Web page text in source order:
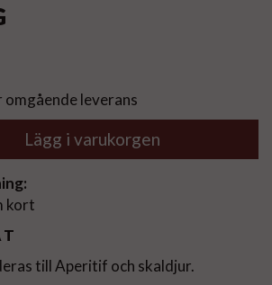
omgående leverans
Lägg i varukorgen
kort
till Aperitif och skaldjur.